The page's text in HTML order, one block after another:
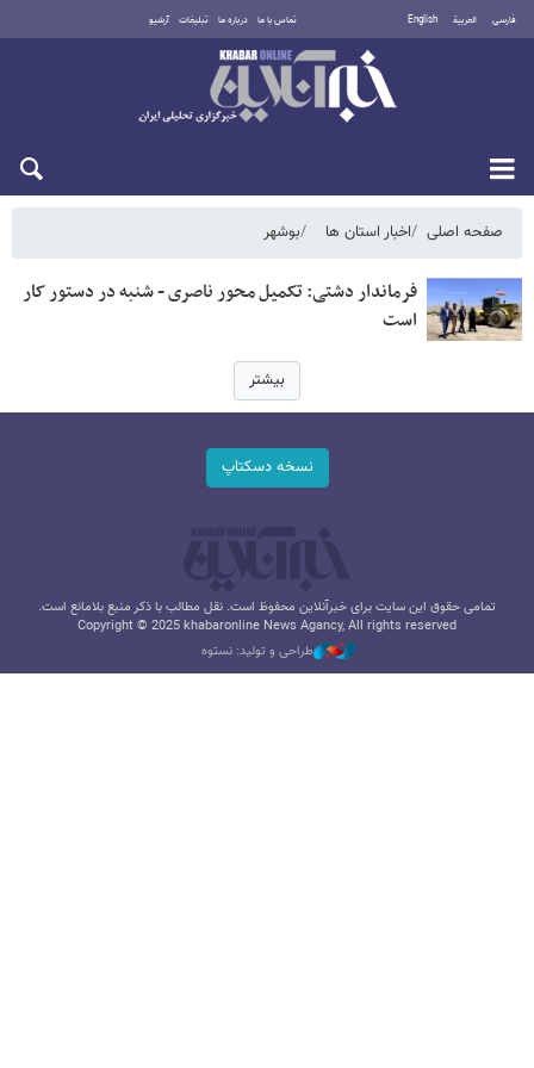
فارسی العربية English تماس با ما درباره ما تبلیغات آرشیو
یکشنبه ۱۸ مرداد ۱۴۰۵
صفحه اصلی اخبار استان ها بوشهر
فرماندار دشتی: تکمیل محور ناصری - شنبه در دستور کار
است
بیشتر
نسخه دسکتاپ
تمامی حقوق این سایت برای خبرآنلاین محفوظ است. نقل مطالب با ذکر منبع بلامانع است.
Copyright © 2025 khabaronline News Agancy, All rights reserved
طراحی و تولید: نستوه